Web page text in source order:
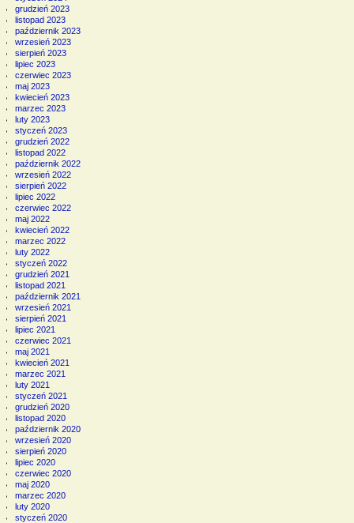
grudzień 2023
listopad 2023
październik 2023
wrzesień 2023
sierpień 2023
lipiec 2023
czerwiec 2023
maj 2023
kwiecień 2023
marzec 2023
luty 2023
styczeń 2023
grudzień 2022
listopad 2022
październik 2022
wrzesień 2022
sierpień 2022
lipiec 2022
czerwiec 2022
maj 2022
kwiecień 2022
marzec 2022
luty 2022
styczeń 2022
grudzień 2021
listopad 2021
październik 2021
wrzesień 2021
sierpień 2021
lipiec 2021
czerwiec 2021
maj 2021
kwiecień 2021
marzec 2021
luty 2021
styczeń 2021
grudzień 2020
listopad 2020
październik 2020
wrzesień 2020
sierpień 2020
lipiec 2020
czerwiec 2020
maj 2020
marzec 2020
luty 2020
styczeń 2020